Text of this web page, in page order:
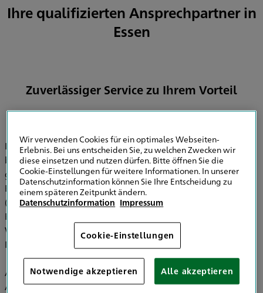
Ihre qualifizierten Ansprechpartner in
Essen
Zuverlässiger Service zu Ihrem Vorteil
Ich, derAgenturleiter Tobias Schoof, bin bereits seit 2005
beim HDI tätig. Die Agentur in Essen wurde im März 2023
gegründet. Mein Schwerpunkt liegt vor allem bei der
Beratung von kleinen bis mittelständischen Unternehmen
(Firmen). Weiterhin bin ich Ihr Ansprechpartner für die
Berufshaftpflichtversicherung für Steuerberater,
Wirtschaftsprüfer, Rechtsanwälte und Architekten und
Ingenieure.
Auch nach dem Abschluss von Verträgen sind wir als
Ansprechpartner an Ihrer Seite! Bei uns erhalten Sie eine
Wir verwenden Cookies für ein optimales Webseiten-
Erlebnis. Bei uns entscheiden Sie, zu welchen Zwecken wir
diese einsetzen und nutzen dürfen. Bitte öffnen Sie die
Cookie-Einstellungen für weitere Informationen. In unserer
Datenschutzinformation können Sie Ihre Entscheidung zu
einem späteren Zeitpunkt ändern.
Datenschutzinformation Impressum
Cookie-Einstellungen
Notwendige akzeptieren Alle akzeptieren